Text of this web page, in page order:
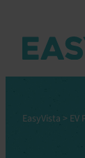
EasyVista > EV